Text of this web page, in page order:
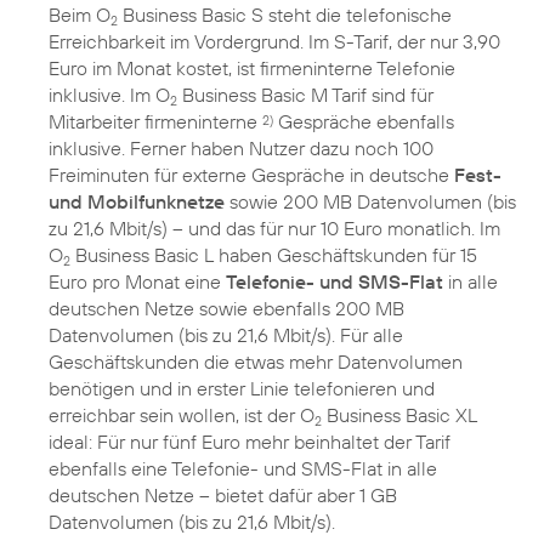
Beim O2 Business Basic S steht die telefonische
Erreichbarkeit im Vordergrund. Im S-Tarif, der nur 3,90
Euro im Monat kostet, ist firmeninterne Telefonie
inklusive. Im O2 Business Basic M Tarif sind für
Mitarbeiter firmeninterne 2) Gespräche ebenfalls
inklusive. Ferner haben Nutzer dazu noch 100
Freiminuten für externe Gespräche in deutsche Fest-
und Mobilfunknetze sowie 200 MB Datenvolumen (bis
zu 21,6 Mbit/s) – und das für nur 10 Euro monatlich. Im
O2 Business Basic L haben Geschäftskunden für 15
Euro pro Monat eine Telefonie- und SMS-Flat in alle
deutschen Netze sowie ebenfalls 200 MB
Datenvolumen (bis zu 21,6 Mbit/s). Für alle
Geschäftskunden die etwas mehr Datenvolumen
benötigen und in erster Linie telefonieren und
erreichbar sein wollen, ist der O2 Business Basic XL
ideal: Für nur fünf Euro mehr beinhaltet der Tarif
ebenfalls eine Telefonie- und SMS-Flat in alle
deutschen Netze – bietet dafür aber 1 GB
Datenvolumen (bis zu 21,6 Mbit/s).